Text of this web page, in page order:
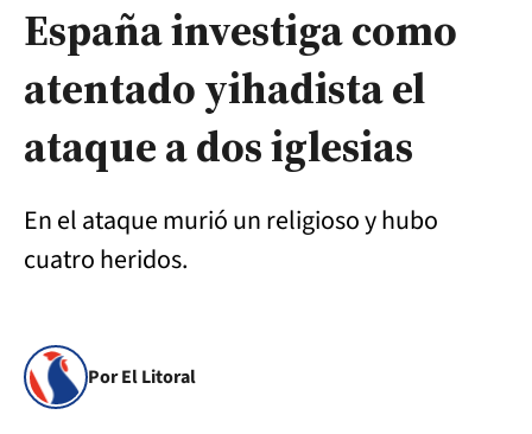
España investiga como
atentado yihadista el
ataque a dos iglesias
En el ataque murió un religioso y hubo
cuatro heridos.
Por El Litoral